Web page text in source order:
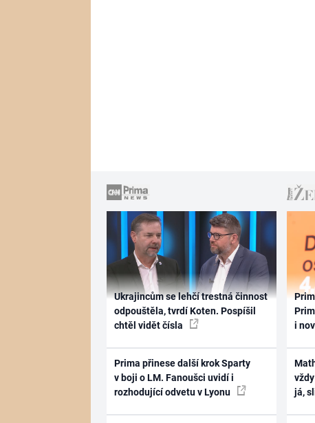
Ukrajincům se lehčí trestná činnost
odpouštěla, tvrdí Koten. Pospíšil
chtěl vidět čísla
Prima přinese další krok Sparty
v boji o LM. Fanoušci uvidí i
rozhodující odvetu v Lyonu
i
já,